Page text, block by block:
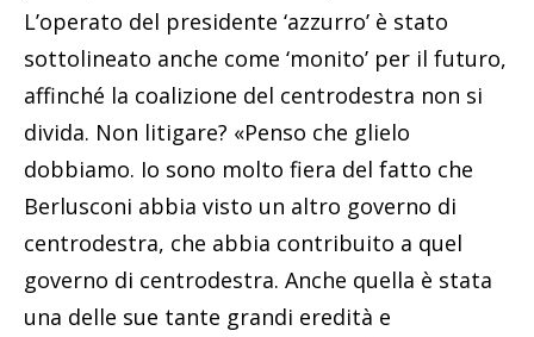
L’operato del presidente ‘azzurro’ è stato
sottolineato anche come ‘monito’ per il futuro,
affinché la coalizione del centrodestra non si
divida. Non litigare? «Penso che glielo
dobbiamo. Io sono molto fiera del fatto che
Berlusconi abbia visto un altro governo di
centrodestra, che abbia contribuito a quel
governo di centrodestra. Anche quella è stata
una delle sue tante grandi eredità e